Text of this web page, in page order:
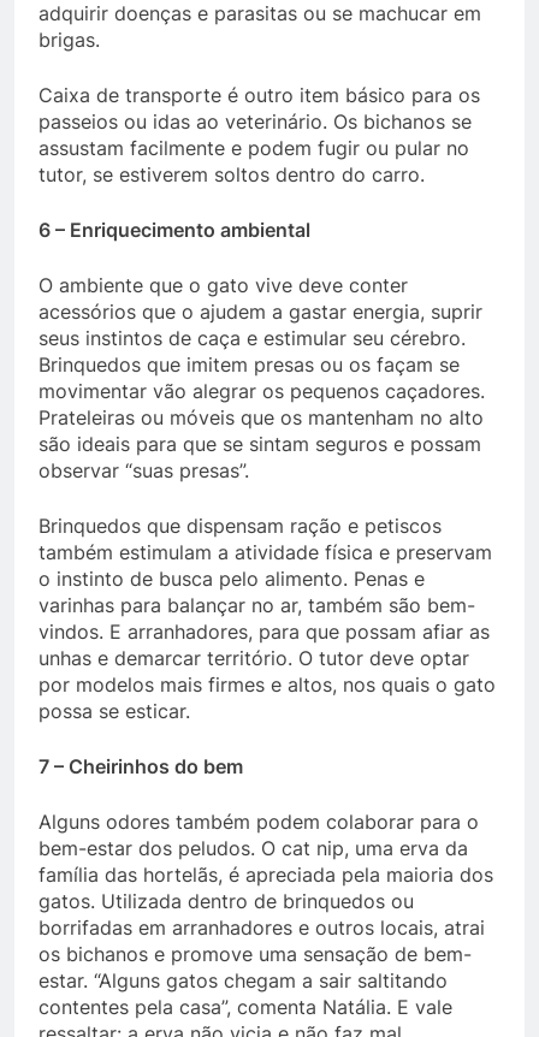
adquirir doenças e parasitas ou se machucar em
brigas.
Caixa de transporte é outro item básico para os
passeios ou idas ao veterinário. Os bichanos se
assustam facilmente e podem fugir ou pular no
tutor, se estiverem soltos dentro do carro.
6 – Enriquecimento ambiental
O ambiente que o gato vive deve conter
acessórios que o ajudem a gastar energia, suprir
seus instintos de caça e estimular seu cérebro.
Brinquedos que imitem presas ou os façam se
movimentar vão alegrar os pequenos caçadores.
Prateleiras ou móveis que os mantenham no alto
são ideais para que se sintam seguros e possam
observar “suas presas”.
Brinquedos que dispensam ração e petiscos
também estimulam a atividade física e preservam
o instinto de busca pelo alimento. Penas e
varinhas para balançar no ar, também são bem-
vindos. E arranhadores, para que possam afiar as
unhas e demarcar território. O tutor deve optar
por modelos mais firmes e altos, nos quais o gato
possa se esticar.
7 – Cheirinhos do bem
Alguns odores também podem colaborar para o
bem-estar dos peludos. O cat nip, uma erva da
família das hortelãs, é apreciada pela maioria dos
gatos. Utilizada dentro de brinquedos ou
borrifadas em arranhadores e outros locais, atrai
os bichanos e promove uma sensação de bem-
estar. “Alguns gatos chegam a sair saltitando
contentes pela casa”, comenta Natália. E vale